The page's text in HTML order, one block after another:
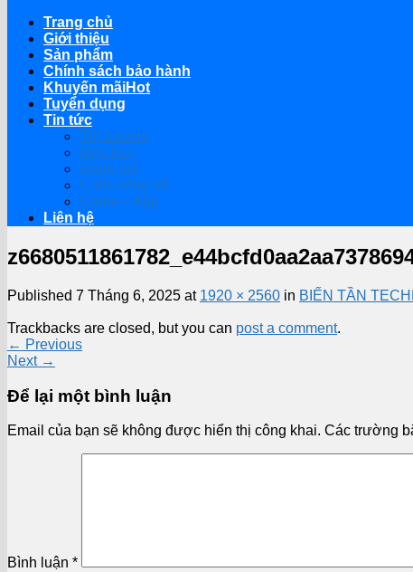
Trang chủ
Giới thiệu
Sản phẩm
Chính sách bảo hành
Khuyến mãi
Tuyển dụng
Tin tức
Thị trường
Mẹo hay
Đánh giá
Cuộc sống số
Game – App
Liên hệ
Published 7 Tháng 6, 2025 at 1920 × 2560 in BIẾN TẦN
Trackbacks are closed, but you can post a comment.
← Previous
Next →
Để lại một bình luận
Email của bạn sẽ không được hiển thị công khai. Các trường
Bình luận *